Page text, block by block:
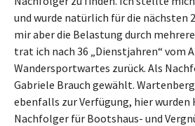
und wurde natürlich für die nächsten
mir aber die Belastung durch
trat ich nach 36 „Dienstjahren“ vom
Wandersportwartes zurück. Als
Gabriele Brauch gewählt.
ebenfalls zur Verfügung, hier wurden
Nachfolger für Bootshaus- und